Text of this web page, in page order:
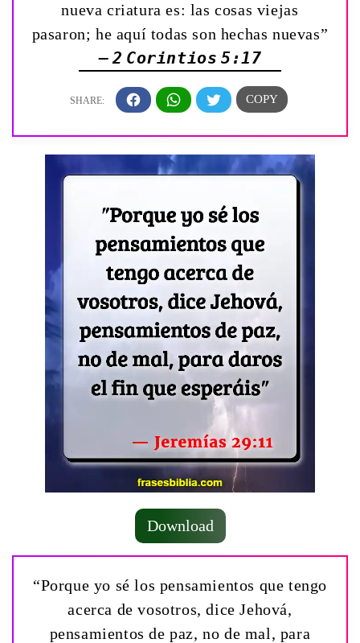
nueva criatura es: las cosas viejas
pasaron; he aquí todas son hechas nuevas”
— 2 Corintios 5:17
Download
“Porque yo sé los pensamientos que tengo
acerca de vosotros, dice Jehová,
pensamientos de paz, no de mal, para